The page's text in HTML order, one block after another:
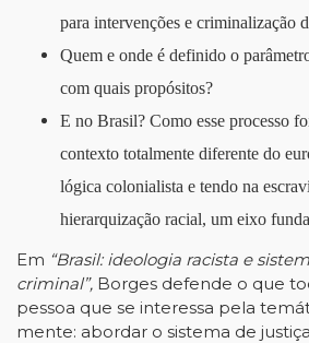
para intervenções e criminalização
Quem e onde é definido o
com quais propósitos?
E no Brasil? Como esse processo
contexto totalmente diferente do
lógica colonialista e tendo na
hierarquização racial, um eixo
Em “Brasil: ideologia racista e
criminal”, Borges defende o que
pessoa que se interessa pela
mente: abordar o sistema de